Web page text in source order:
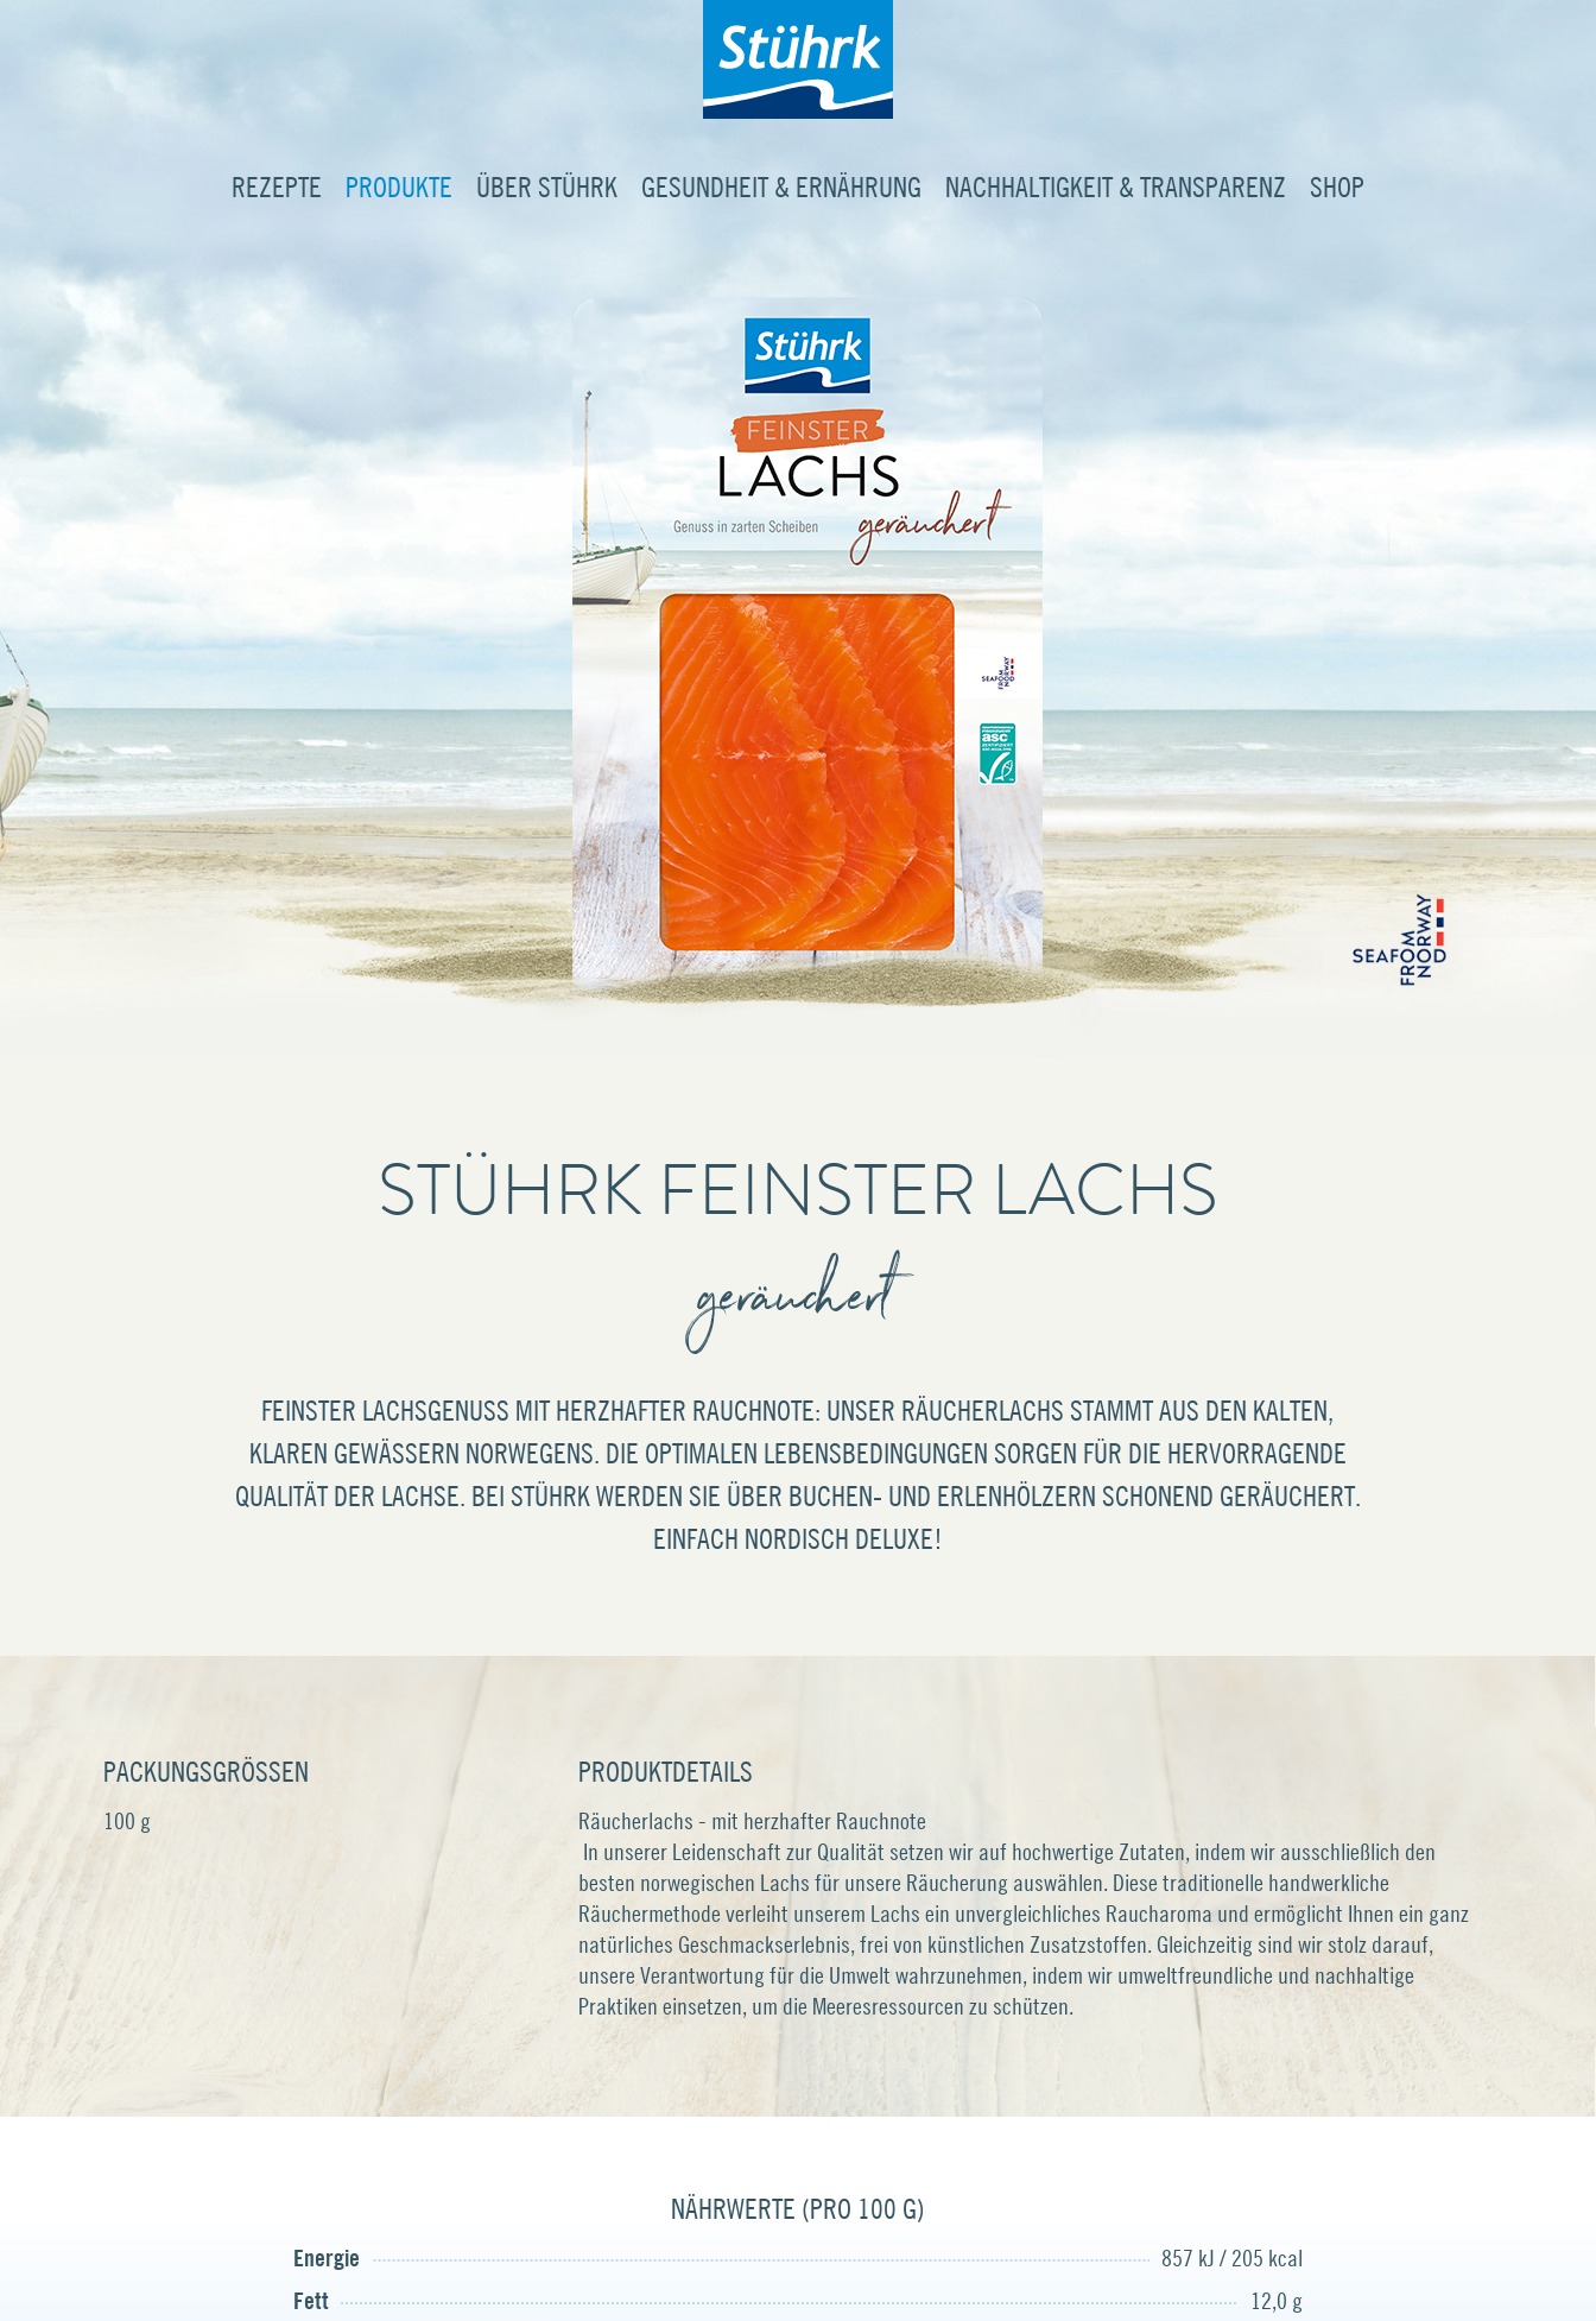
REZEPTE PRODUKTE ÜBER STÜHRK GESUNDHEIT & ERNÄHRUNG NACHHALTIGKEIT & TRANSPARENZ SHOP
STÜHRK FEINSTER LACHS
geräuchert
FEINSTER LACHSGENUSS MIT HERZHAFTER RAUCHNOTE: UNSER RÄUCHERLACHS STAMMT AUS DEN KALTEN,
KLAREN GEWÄSSERN NORWEGENS. DIE OPTIMALEN LEBENSBEDINGUNGEN SORGEN FÜR DIE HERVORRAGENDE
QUALITÄT DER LACHSE. BEI STÜHRK WERDEN SIE ÜBER BUCHEN- UND ERLENHÖLZERN SCHONEND GERÄUCHERT.
EINFACH NORDISCH DELUXE!
PACKUNGSGRÖSSEN
100 g
PRODUKTDETAILS
Räucherlachs - mit herzhafter Rauchnote
In unserer Leidenschaft zur Qualität setzen wir auf hochwertige Zutaten, indem wir ausschließlich den
besten norwegischen Lachs für unsere Räucherung auswählen. Diese traditionelle handwerkliche
Räuchermethode verleiht unserem Lachs ein unvergleichliches Raucharoma und ermöglicht Ihnen ein ganz
natürliches Geschmackserlebnis, frei von künstlichen Zusatzstoffen. Gleichzeitig sind wir stolz darauf,
unsere Verantwortung für die Umwelt wahrzunehmen, indem wir umweltfreundliche und nachhaltige
Praktiken einsetzen, um die Meeresressourcen zu schützen.
NÄHRWERTE (PRO 100 G)
Energie
857 kJ / 205 kcal
Fett
12,0 g